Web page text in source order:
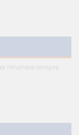
rimanere sempre